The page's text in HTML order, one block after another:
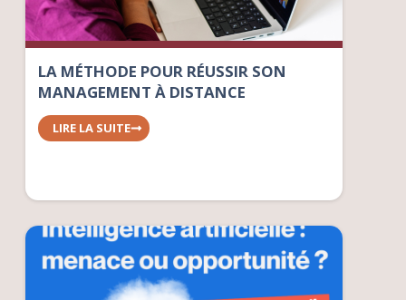
LA MÉTHODE POUR RÉUSSIR SON
MANAGEMENT À DISTANCE
LIRE LA SUITE